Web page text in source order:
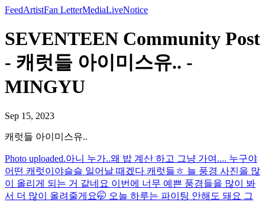
FeedArtistFan LetterMediaLiveNotice
SEVENTEEN Community Post
- 캐럿들 아이미스유.. -
MINGYU
Sep 15, 2023
캐럿들 아이미스유..
Photo uploaded.아니 누가..왜 밥 계산 하고 그냥 가여.... 누구야
어떤 캐럿이야슬슬 일어날 때겠다 캐럿들ㅎ 늘 풍경 사진을 많
이 올리게 되는 거 같네요 이번에 너무 예쁜 풍경들을 많이 봐
서 더 많이 올려줄게요🤭 오늘 하루는 파이팅 안해도 돼요 그